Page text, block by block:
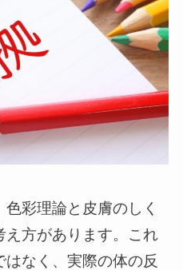
彩理論と皮膚のしく
え方があります。これ
なく、実際の体の反